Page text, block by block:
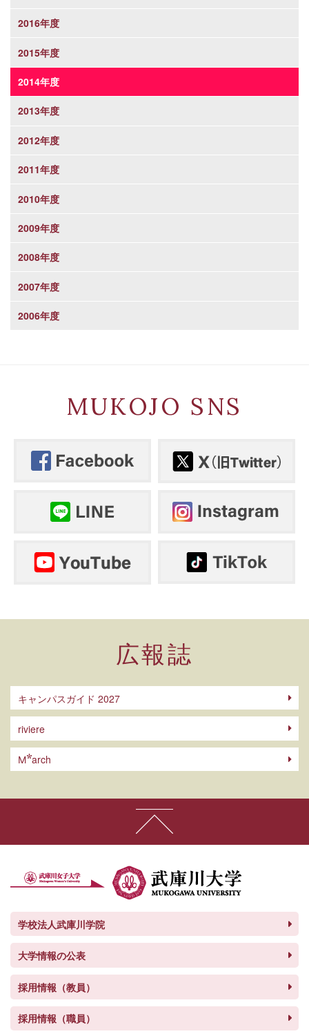
2016年度
2015年度
2014年度
2013年度
2012年度
2011年度
2010年度
2009年度
2008年度
2007年度
2006年度
MUKOJO SNS
広報誌
キャンパスガイド 2027
riviere
M arch
学校法人武庫川学院
大学情報の公表
採用情報（教員）
採用情報（職員）